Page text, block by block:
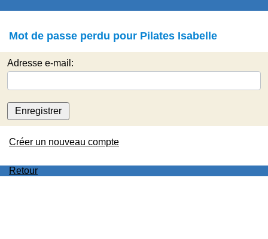
Mot de passe perdu pour Pilates Isabelle
Adresse e-mail:
Enregistrer
Créer un nouveau compte
Retour